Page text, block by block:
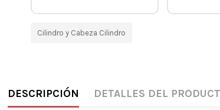
Cilindro y Cabeza Cilindro
DESCRIPCIÓN DETALLES DEL